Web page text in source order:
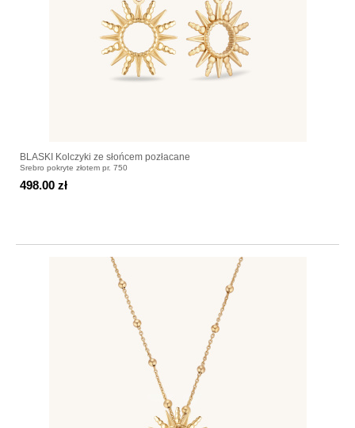
BLASKI Kolczyki ze słońcem pozłacane
Srebro pokryte złotem pr. 750
498.00 zł